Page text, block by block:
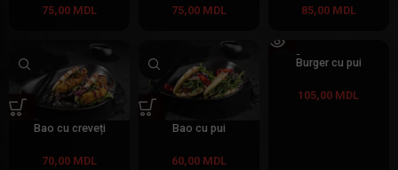
75,00 MDL 75,00 MDL 85,00 MDL
Bao cu creveți
70,00 MDL
Bao cu pui
60,00 MDL
SOLD
OUTBurger cu pui
105,00 MDL